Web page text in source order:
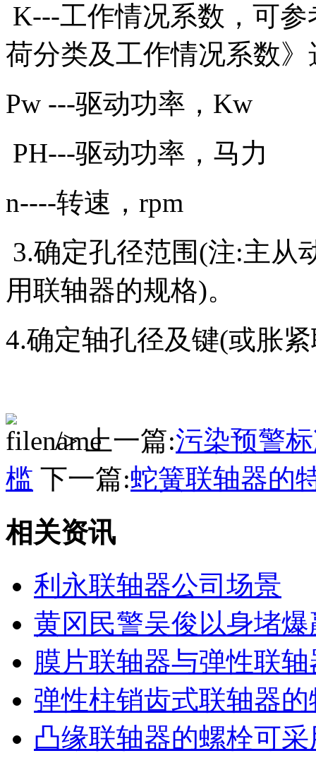
K---工作情况系数，可参
荷分类及工作情况系数
Pw ---驱动功率，Kw
PH---驱动功率，马力
n----转速，rpm
3.确定孔径范围(注:主从
用联轴器的规格)。
4.确定轴孔径及键(或胀
/> 上一篇:污染预警
槛 下一篇:蛇簧联轴器的
相关资讯
利永联轴器公司场景
黄冈民警吴俊以身堵
膜片联轴器与弹性联
弹性柱销齿式联轴器
凸缘联轴器的螺栓可